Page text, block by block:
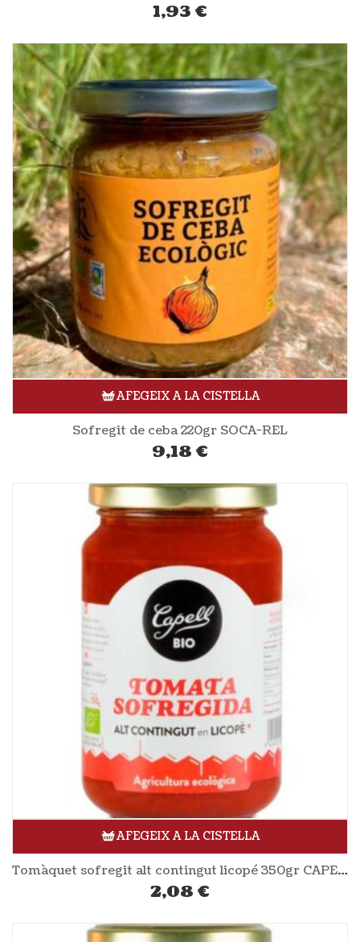
1,93 €
AFEGEIX A LA CISTELLA
Sofregit de ceba 220gr SOCA-REL
9,18 €
AFEGEIX A LA CISTELLA
Tomàquet sofregit alt contingut licopé 350gr CAPELL
2,08 €